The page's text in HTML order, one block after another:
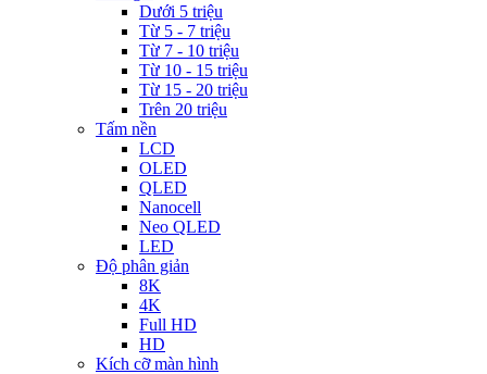
Dưới 5 triệu
Từ 5 - 7 triệu
Từ 7 - 10 triệu
Từ 10 - 15 triệu
Từ 15 - 20 triệu
Trên 20 triệu
Tấm nền
LCD
OLED
QLED
Nanocell
Neo QLED
LED
Độ phân giản
8K
4K
Full HD
HD
Kích cỡ màn hình